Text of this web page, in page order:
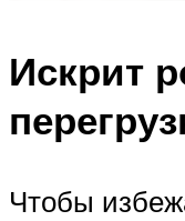
Искрит
Чтобы